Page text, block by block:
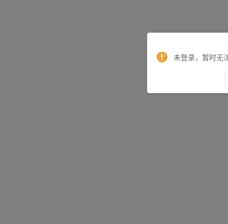
未登录，暂时无